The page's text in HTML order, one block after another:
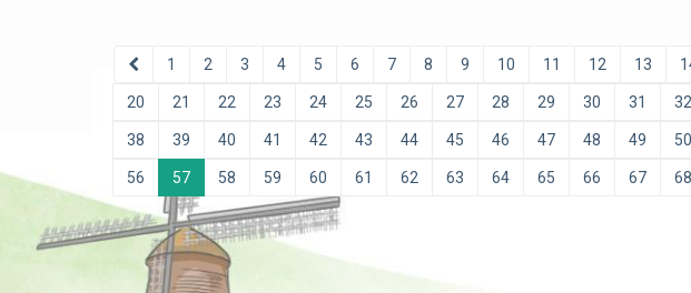
1 2 3 4 5 6 7 8 9 10 11 12 13
20 21 22 23 24 25 26 27 28 29 30 31 32
38 39 40 41 42 43 44 45 46 47 48 49 50
56 57 58 59 60 61 62 63 64 65 66 67 68